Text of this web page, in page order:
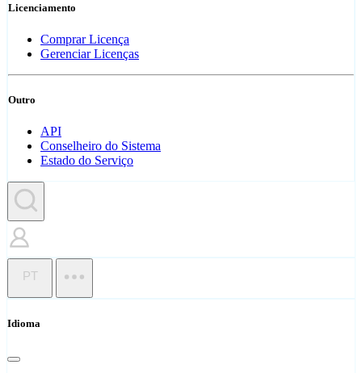
Licenciamento
Comprar Licença
Gerenciar Licenças
Outro
API
Conselheiro do Sistema
Estado do Serviço
PT
Idioma